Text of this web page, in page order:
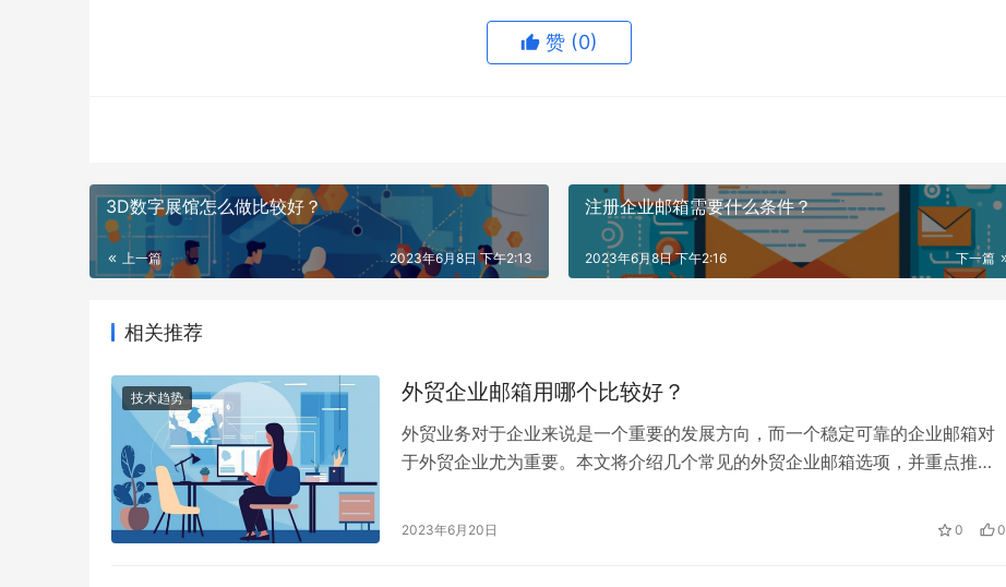
赞 (0)
3D数字展馆怎么做比较好？
上一篇 2023年6月8日 下午2:13
注册企业邮箱需要什么条件？
下一篇
2023年6月8日 下午2:16
相关推荐
技术趋势 外贸企业邮箱用哪个比较好？
外贸业务对于企业来说是一个重要的发展方向，而一个稳定可靠的企业邮箱对
于外贸企业尤为重要。本文将介绍几个常见的外贸企业邮箱选项，并重点推荐
2023年6月20日 0 0